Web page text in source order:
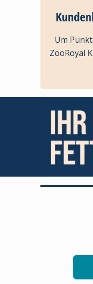
Um
ZooRoyal